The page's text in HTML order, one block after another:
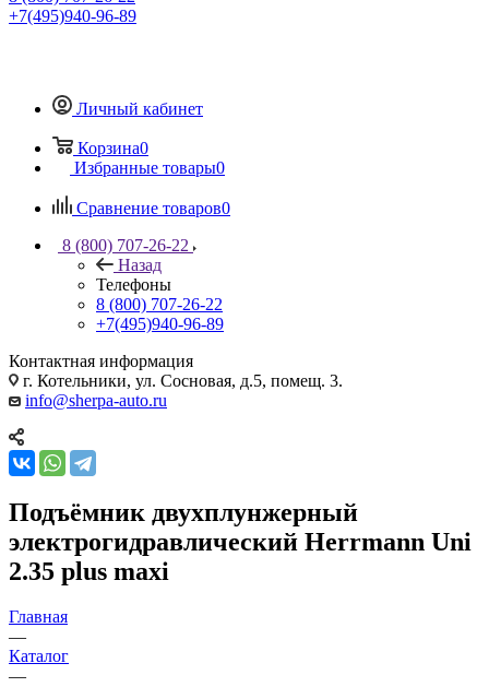
+7(495)940-96-89
Личный кабинет
Корзина0
Избранные товары0
Сравнение товаров0
8 (800) 707-26-22
Назад
Телефоны
8 (800) 707-26-22
+7(495)940-96-89
Контактная информация
г. Котельники, ул. Сосновая, д.5, помещ. 3.
info@sherpa-auto.ru
Подъёмник двухплунжерный
электрогидравлический Herrmann Uni
2.35 plus maxi
Главная
—
Каталог
—